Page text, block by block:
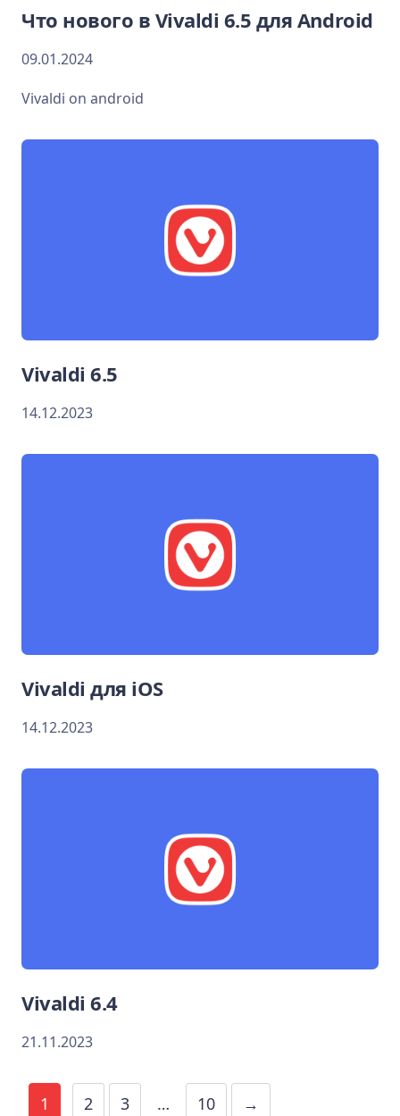
Что нового в Vivaldi 6.5 для Android
09.01.2024
Vivaldi on android
Vivaldi 6.5
14.12.2023
Vivaldi для iOS
14.12.2023
Vivaldi 6.4
21.11.2023
1 2 3 … 10 →